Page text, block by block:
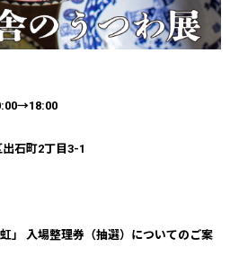
石町2丁目3-1
」 入場整理券（抽選）についてのご案